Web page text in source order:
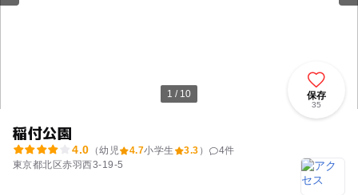
1 / 10
稲付公園
4.0 （幼児 4.7小学生 3.3 ） 4件
東京都北区赤羽西3-19-5
保存
35